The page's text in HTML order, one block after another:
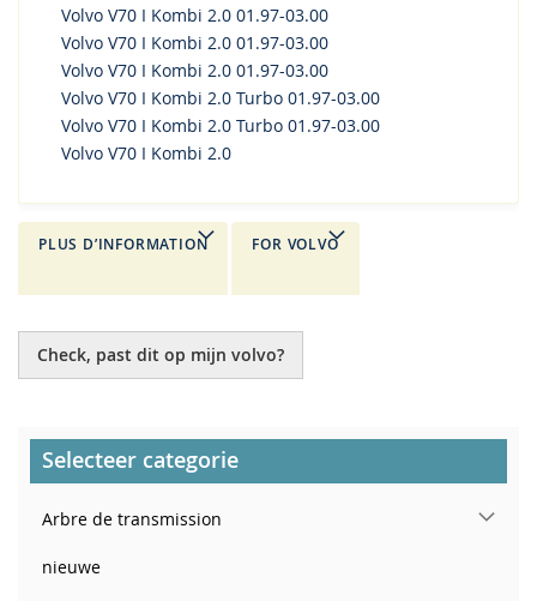
Volvo V70 I Kombi 2.0 01.97-03.00
Volvo V70 I Kombi 2.0 01.97-03.00
Volvo V70 I Kombi 2.0 01.97-03.00
Volvo V70 I Kombi 2.0 Turbo 01.97-03.00
Volvo V70 I Kombi 2.0 Turbo 01.97-03.00
Volvo V70 I Kombi 2.0
PLUS D’INFORMATION FOR VOLVO
Check, past dit op mijn volvo?
Selecteer categorie
Arbre de transmission
nieuwe